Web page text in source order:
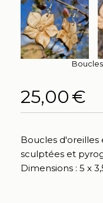
25,00€
Boucles d'oreilles
sculptées et
Dimensions : 5 x